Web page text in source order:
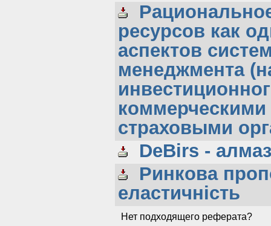
ресурсов как
аспектов
менеджмента
страховыми
DeBirs -
Ринкова
еластичність
Нет подходящего реферата?